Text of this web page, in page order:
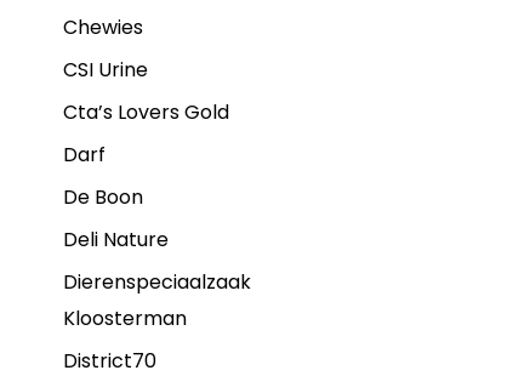
Chewies
CSI Urine
Cta’s Lovers Gold
Darf
De Boon
Deli Nature
Dierenspeciaalzaak
Kloosterman
District70